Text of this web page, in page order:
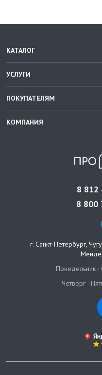
КАТАЛОГ
УСЛУГИ
ПОКУПАТЕЛЯМ
КОМПАНИЯ
8 812
8 800
г. Санкт-Петербург,
Понедельник
Четверг -